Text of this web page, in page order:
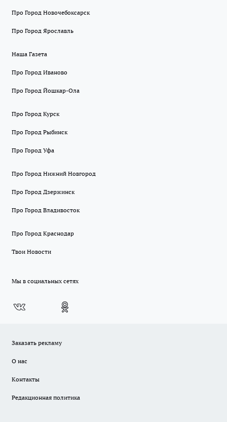
Про Город Новочебоксарск
Про Город Ярославль
Наша Газета
Про Город Иваново
Про Город Йошкар-Ола
Про Город Курск
Про Город Рыбинск
Про Город Уфа
Про Город Нижний Новгород
Про Город Дзержинск
Про Город Владивосток
Про Город Краснодар
Твои Новости
Мы в социальных сетях
Заказать рекламу
О нас
Контакты
Редакционная политика